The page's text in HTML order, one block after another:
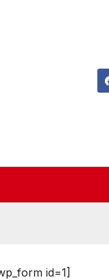
id=1]